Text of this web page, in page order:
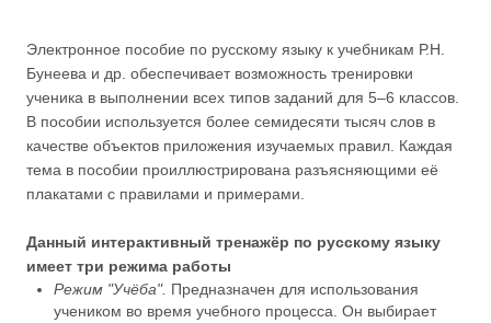
Электронное пособие по русскому языку к учебникам Р.Н.
Бунеева и др. обеспечивает возможность тренировки
ученика в выполнении всех типов заданий для 5–6 классов.
В пособии используется более семидесяти тысяч слов в
качестве объектов приложения изучаемых правил. Каждая
тема в пособии проиллюстрирована разъясняющими её
плакатами с правилами и примерами.
Данный интерактивный тренажёр по русскому языку
имеет три режима работы
Режим "Учёба". Предназначен для использования
учеником во время учебного процесса. Он выбирает